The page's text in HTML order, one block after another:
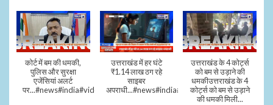
कोर्ट में बम की धमकी,
पुलिस और सुरक्षा
एजेंसियां अलर्ट
पर...#news#india#video#viral
उत्तराखंड में हर घंटे
₹1.14 लाख ठग रहे
साइबर
अपराधी...#news#india#video#viral
उत्तराखंड के 4 कोर्ट्स
को बम से उड़ाने की
धमकीउत्तराखंड के 4
कोर्ट्स को बम से उड़ाने
की धमकी मिली...